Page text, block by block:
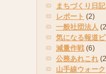
まちづくり日記
レポート (2)
一般社団法人
気になる報道
減量作戦 (6)
公務あれこれ
山手線ウォーク